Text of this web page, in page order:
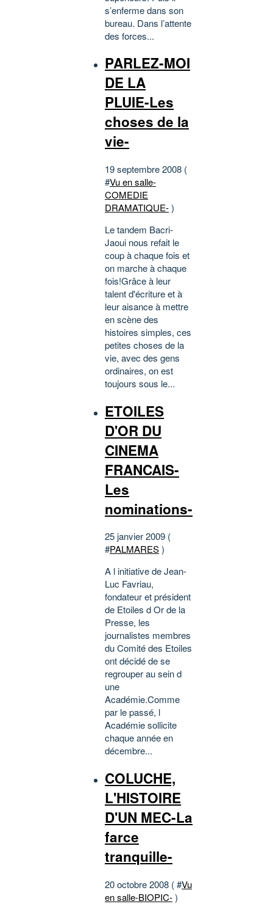
s’enferme dans son
bureau. Dans l’attente
des forces...
PARLEZ-MOI
DE LA
PLUIE-Les
choses de la
vie-
19 septembre 2008 (
#Vu en salle-
COMEDIE
DRAMATIQUE-)
Le tandem Bacri-
Jaoui nous refait le
coup à chaque fois et
on marche à chaque
fois!Grâce à leur
talent d'écriture et à
leur aisance à mettre
en scène des
histoires simples, ces
petites choses de la
vie, avec des gens
ordinaires, on est
toujours sous le...
ETOILES
D'OR DU
CINEMA
FRANCAIS-
Les
nominations-
25 janvier 2009 (
#PALMARES)
A l initiative de Jean-
Luc Favriau,
fondateur et président
de Etoiles d Or de la
Presse, les
journalistes membres
du Comité des Etoiles
ont décidé de se
regrouper au sein d
une
Académie.Comme
par le passé, l
Académie sollicite
chaque année en
décembre...
COLUCHE,
L'HISTOIRE
D'UN MEC-La
farce
tranquille-
20 octobre 2008 ( #Vu
en salle-BIOPIC-)